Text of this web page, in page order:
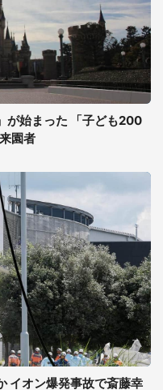
が始まった 「子ども200
園者
イオン爆発事故で斎藤幸